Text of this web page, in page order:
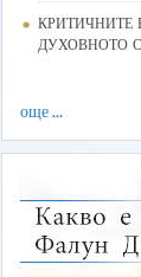
КРИТИЧНИТЕ
ДУХОВНОТО
още ...